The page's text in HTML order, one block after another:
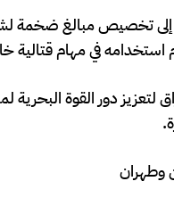
وسعت بغداد في موازنة 2026 إلى
في مهام قتالية
لتعزيز دور القوة
وطهران